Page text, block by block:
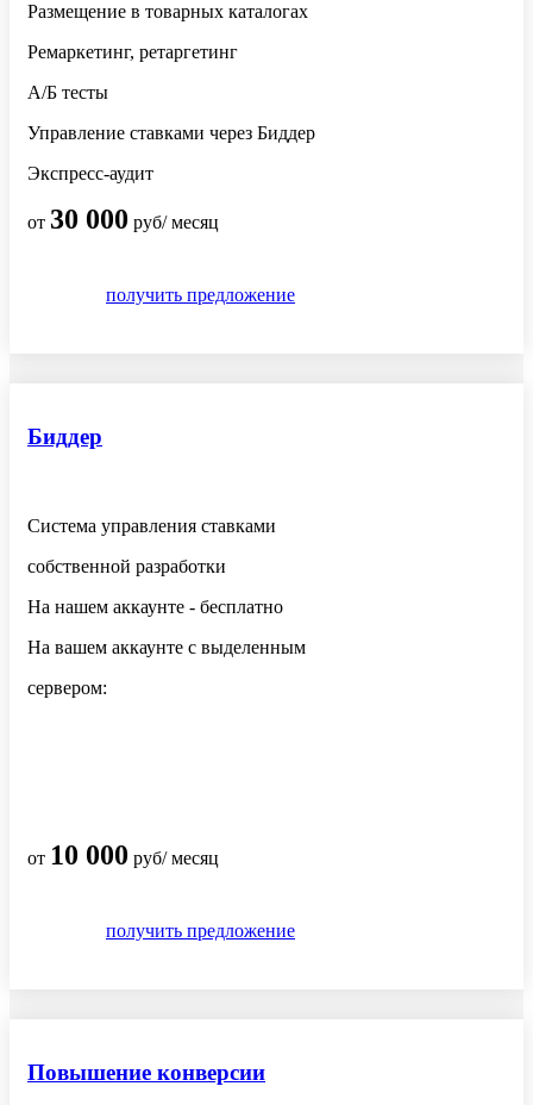
Размещение в товарных каталогах
Ремаркетинг, ретаргетинг
А/Б тесты
Управление ставками через Биддер
Экспресс-аудит
от 30 000 руб/ месяц
получить предложение
Биддер
Система управления ставками
собственной разработки
На нашем аккаунте - бесплатно
На вашем аккаунте с выделенным
сервером:
от 10 000 руб/ месяц
получить предложение
Повышение конверсии